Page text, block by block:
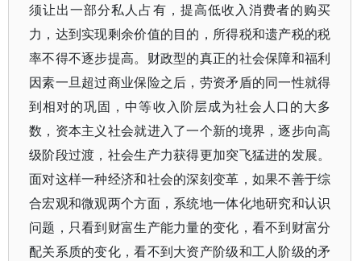
须让出一部分私人占有，提高低收入消费者的购买
力，达到实现剩余价值的目的，所得税和遗产税的税
率不得不逐步提高。财政型的真正的社会保障和福利
因素一旦超过商业保险之后，劳资矛盾的同一性就得
到相对的巩固，中等收入阶层成为社会人口的大多
数，资本主义社会就进入了一个新的境界，逐步向高
级阶段过渡，社会生产力获得更加突飞猛进的发展。
面对这样一种经济和社会的深刻变革，如果不善于综
合宏观和微观两个方面，系统地一体化地研究和认识
问题，只看到财富生产能力量的变化，看不到财富分
配关系质的变化，看不到大资产阶级和工人阶级的矛